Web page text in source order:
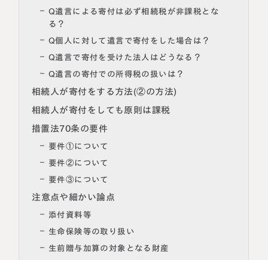
Q遺言による寄付は必ず相続税が非課税とな
る？
Q個人に対して遺言で寄付をした場合は？
Q遺言で寄付を受けた法人はどうなる？
Q遺言の寄付での所得税の扱いは？
相続人が寄付をする方法(②の方法)
相続人が寄付をしても原則は課税
措置法70条の要件
要件①について
要件②について
要件③について
注意点や細かい論点
添付資料等
生命保険等の取り扱い
生前贈与加算の対象となる財産